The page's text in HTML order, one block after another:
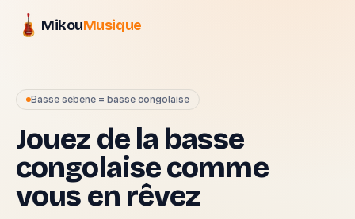
MikouMusique
Basse sebene = basse congolaise
Jouez de la basse
congolaise comme
vous en rêvez